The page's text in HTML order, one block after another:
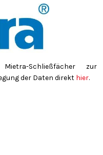
Schließfächer zur
der Daten direkt hier.